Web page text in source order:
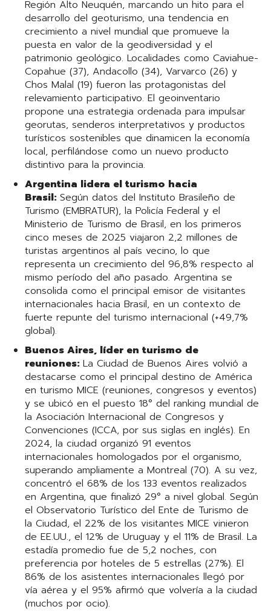
Región Alto Neuquén, marcando un hito para el
desarrollo del geoturismo, una tendencia en
crecimiento a nivel mundial que promueve la
puesta en valor de la geodiversidad y el
patrimonio geológico. Localidades como Caviahue-
Copahue (37), Andacollo (34), Varvarco (26) y
Chos Malal (19) fueron las protagonistas del
relevamiento participativo. El geoinventario
propone una estrategia ordenada para impulsar
georutas, senderos interpretativos y productos
turísticos sostenibles que dinamicen la economía
local, perfilándose como un nuevo producto
distintivo para la provincia.
Argentina lidera el turismo hacia
Brasil: Según datos del Instituto Brasileño de
Turismo (EMBRATUR), la Policía Federal y el
Ministerio de Turismo de Brasil, en los primeros
cinco meses de 2025 viajaron 2,2 millones de
turistas argentinos al país vecino, lo que
representa un crecimiento del 96,8% respecto al
mismo período del año pasado. Argentina se
consolida como el principal emisor de visitantes
internacionales hacia Brasil, en un contexto de
fuerte repunte del turismo internacional (+49,7%
global).
Buenos Aires, líder en turismo de
reuniones: La Ciudad de Buenos Aires volvió a
destacarse como el principal destino de América
en turismo MICE (reuniones, congresos y eventos)
y se ubicó en el puesto 18° del ranking mundial de
la Asociación Internacional de Congresos y
Convenciones (ICCA, por sus siglas en inglés). En
2024, la ciudad organizó 91 eventos
internacionales homologados por el organismo,
superando ampliamente a Montreal (70). A su vez,
concentró el 68% de los 133 eventos realizados
en Argentina, que finalizó 29° a nivel global. Según
el Observatorio Turístico del Ente de Turismo de
la Ciudad, el 22% de los visitantes MICE vinieron
de EE.UU., el 12% de Uruguay y el 11% de Brasil. La
estadía promedio fue de 5,2 noches, con
preferencia por hoteles de 5 estrellas (27%). El
86% de los asistentes internacionales llegó por
vía aérea y el 95% afirmó que volvería a la ciudad
(muchos por ocio).